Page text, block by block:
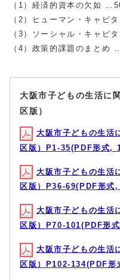
（1）経済的資本の欠如
（2）ヒューマン・キャピ
（3）ソーシャル・キャピ
（4）政策的課題のまとめ
大阪市子どもの生活に
区版）
大阪市子どもの生活
区版）P1-35(PDF形式,
大阪市子どもの生活
区版）P36-69(PDF形式
大阪市子どもの生活
区版）P70-101(PDF形
大阪市子どもの生活
区版）P102-134(PDF